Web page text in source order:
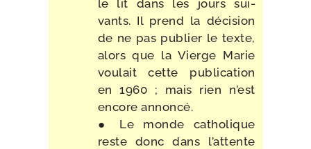
le lit dans les jours sui­
vants. Il prend la déci­sion
de ne pas publier le texte,
alors que la Vierge Marie
vou­lait cette publi­ca­tion
en 1960 ; mais rien n’est
encore annoncé.
● Le monde catho­lique
reste donc dans l’at­tente